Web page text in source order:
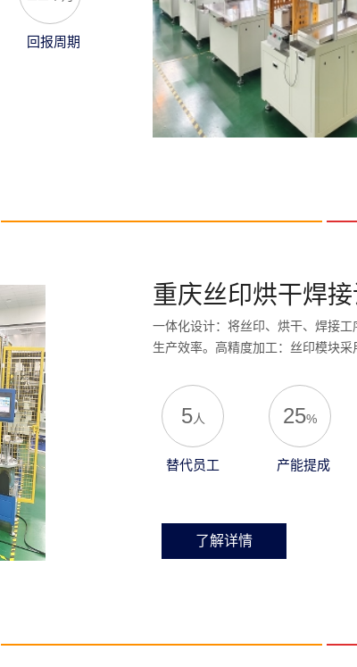
回报周期
重庆丝印烘干焊
一体化设计：将丝印、烘干、焊接
生产效率。高精度加工：丝印模块
5人
替代员工
25%
产能提成
了解详情